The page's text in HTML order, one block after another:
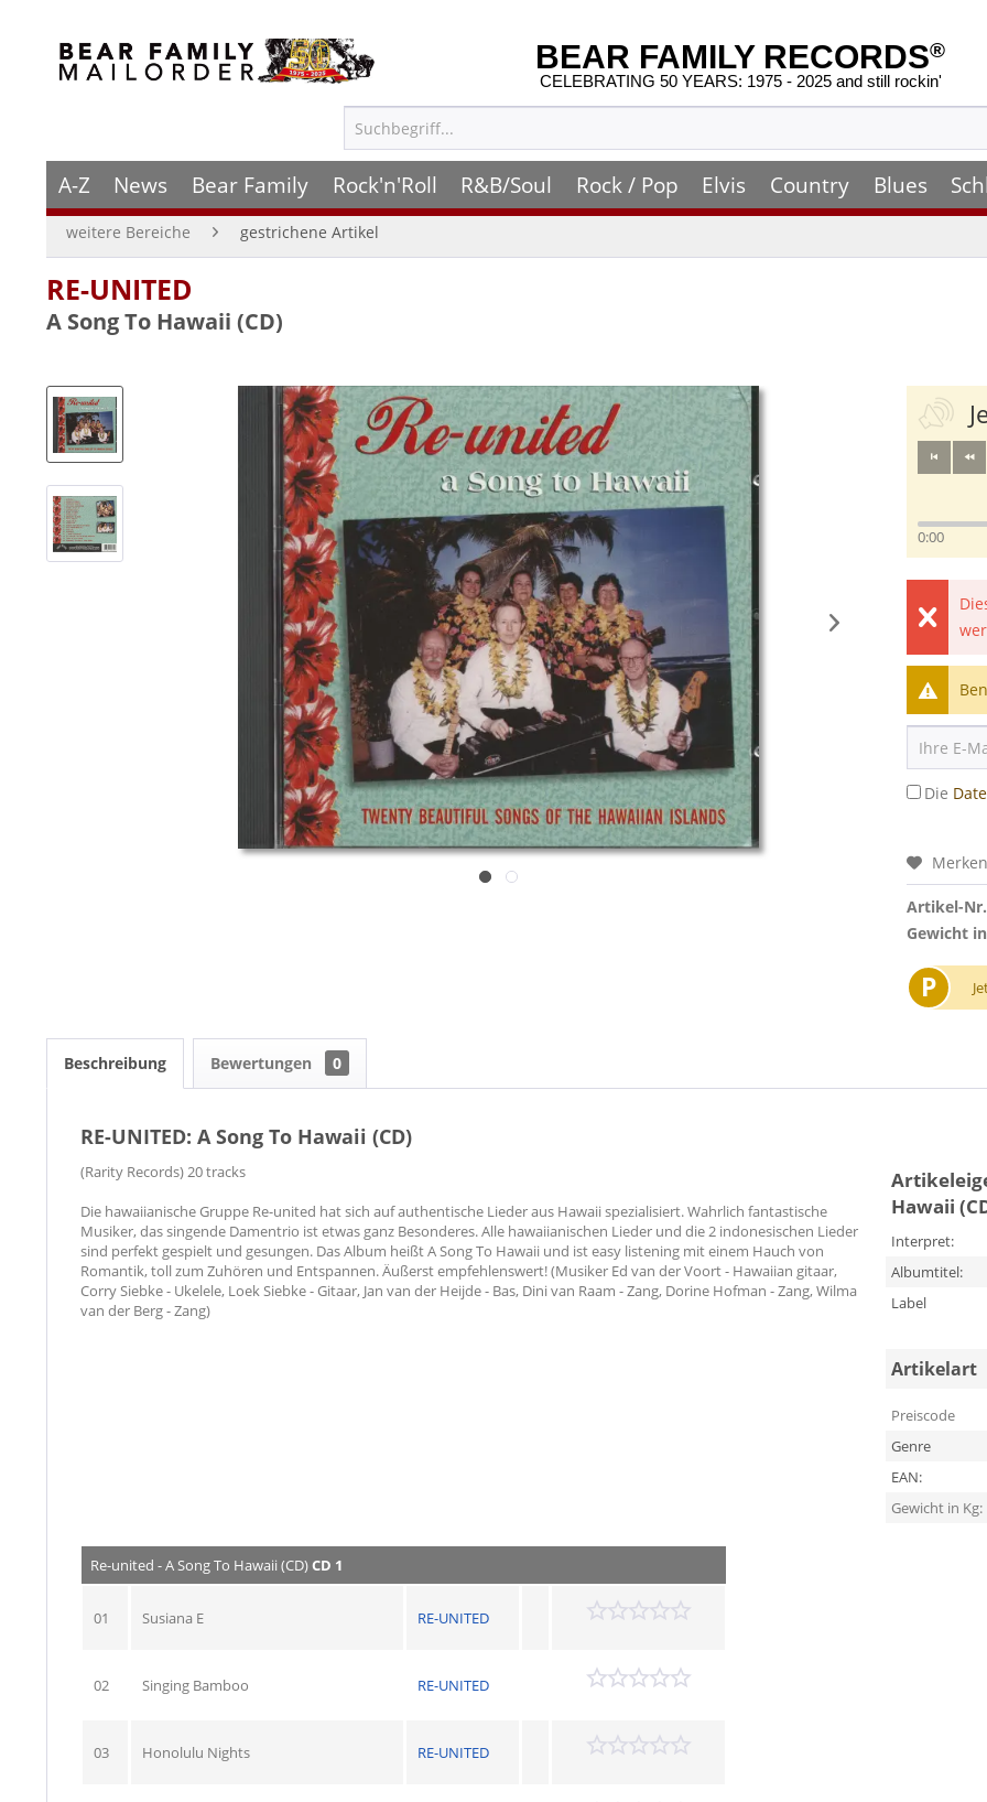
BEAR FAMILY RECORDS®
CELEBRATING 50 YEARS: 1975 - 2025 and still rockin'
A-Z News Bear Family Rock'n'Roll R&B/Soul Rock / Pop Elvis Country Blues
weitere Bereiche gestrichene Artikel
RE-UNITED
A Song To Hawaii (CD)
0:00
Die
Artikel-
Gewicht
P
Beschreibung Bewertungen 0
RE-UNITED: A Song To Hawaii (CD)
​(Rarity Records) 20 tracks
Die hawaiianische Gruppe Re-united hat sich auf authentische Lieder aus Hawaii spezialisiert. Wahrlich fantastische
Musiker, das singende Damentrio ist etwas ganz Besonderes. Alle hawaiianischen Lieder und die 2 indonesischen Lieder
sind perfekt gespielt und gesungen. Das Album heißt A Song To Hawaii und ist easy listening mit einem Hauch von
Romantik, toll zum Zuhören und Entspannen. Äußerst empfehlenswert! (Musiker Ed van der Voort - Hawaiian gitaar,
Corry Siebke - Ukelele, Loek Siebke - Gitaar, Jan van der Heijde - Bas, Dini van Raam - Zang, Dorine Hofman - Zang, Wilma
van der Berg - Zang)
Hawaii
Interpret:
Albumtitel:
Label
Artikelart
Preiscode
Genre
EAN:
Gewicht in Kg:
Re-united - A Song To Hawaii (CD)CD 1
01 Susiana E RE-UNITED
02 Singing Bamboo RE-UNITED
03 Honolulu Nights RE-UNITED